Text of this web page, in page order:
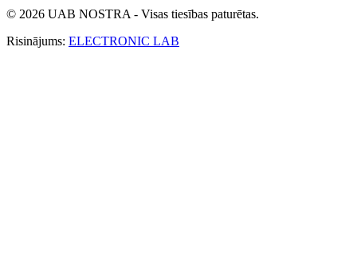
© 2026 UAB NOSTRA - Visas tiesības paturētas.
Risinājums: ELECTRONIC LAB